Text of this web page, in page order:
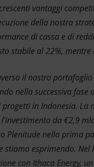
vantaggi
della nostra
di cassa e di
stabile al 22%,
il nostro
nella successiva
in Indonesia.
da €2,9
Plenitude nella prima
stiamo esprimendo.
con Ithaca Energy,